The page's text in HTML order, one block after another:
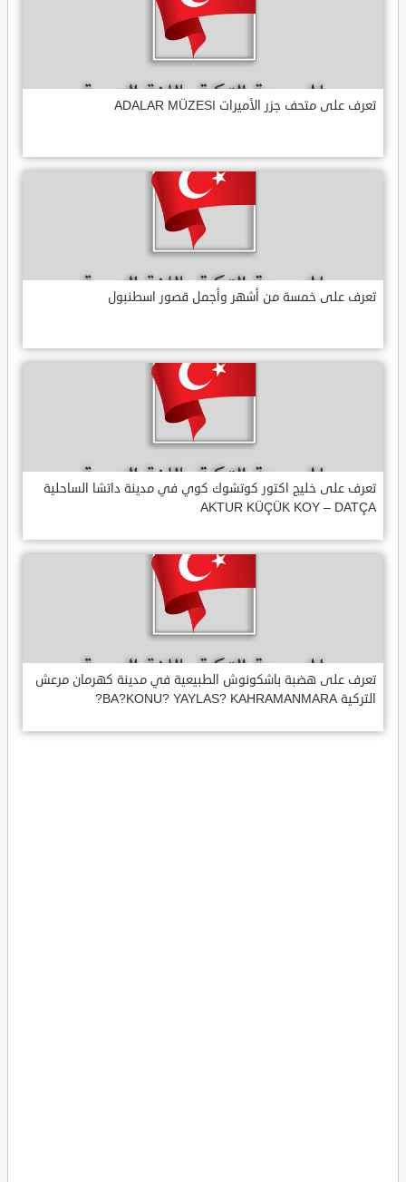
تعرف على متحف جزر الأميرات ADALAR MÜZESI
تعرف على خمسة من أشهر وأجمل قصور اسطنبول
تعرف على خليج اكتور كوتشوك كوي في مدينة داتشا الساحلية
AKTUR KÜÇÜK KOY – DATÇA
تعرف على هضبة باشكونوش الطبيعية في مدينة كهرمان مرعش
التركية BA?KONU? YAYLAS? KAHRAMANMARA?